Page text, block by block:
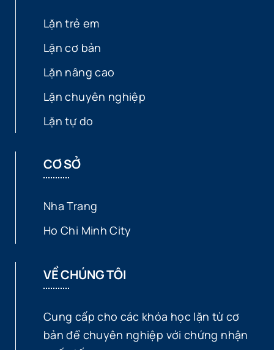
Lặn trẻ em
Lặn cơ bản
Lặn nâng cao
Lặn chuyên nghiệp
Lặn tự do
CƠ SỞ
Nha Trang
Ho Chi Minh City
VỀ CHÚNG TÔI
Cung cấp cho các khóa học lặn từ cơ
bản để chuyên nghiệp với chứng nhận